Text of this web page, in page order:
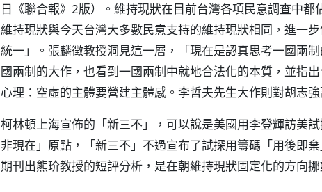
日《聯合報》2版）。維持現狀在目前台灣各項民意調査中
維持現狀與今天台灣大多數民意支持的維持現狀相同，進一
統一」。張麟徴教授洞見這一層，「現在是認真思考一國兩
國兩制的大作，也看到一國兩制中就地合法化的本質，並指
心理：空虛的主體要營建主體感。李哲夫先生大作則對胡志
柯林頓上海宣佈的「新三不」，可以說是美國用李登輝訪美
非現在」原點，「新三不」不過宣布了試探用籌碼「用後即
期刊出熊玠教授的短評分析，是在朝維持現狀固定化的方向挪